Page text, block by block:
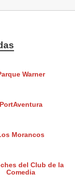
Warner
PortAventura
Morancos
del Club de la
Comedia